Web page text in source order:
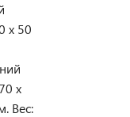
х 50
х
Вес: